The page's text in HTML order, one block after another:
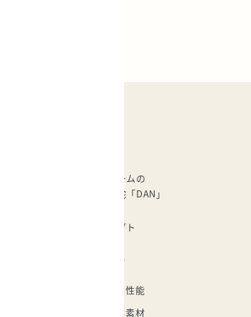
建成ホームの
注文住宅「DAN」
コンセプト
家づくり
住宅性能
自然素材